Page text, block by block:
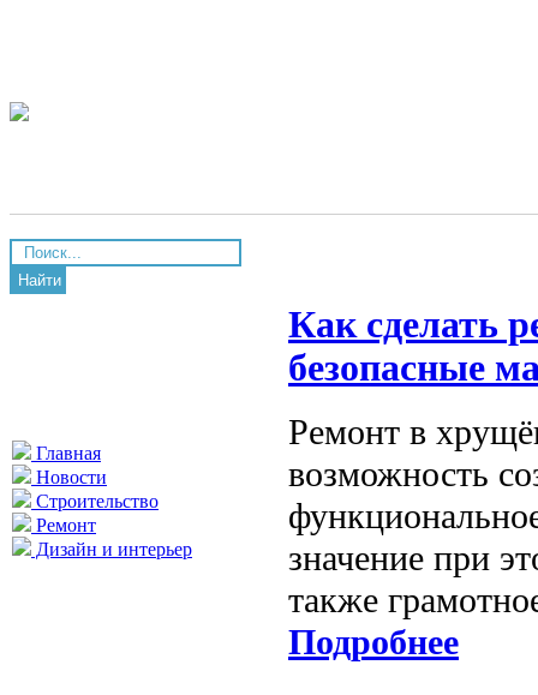
Найти
Главная
Новости
Строительство
Ремонт
Дизайн и интерьер
Как сделать
безопасные
Ремонт в
возможность
значение при
также
Подробнее